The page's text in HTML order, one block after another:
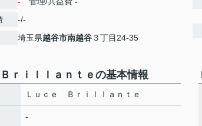
-/-
埼玉県越谷市南越谷３丁目24-35
ｒｉｌｌａｎｔｅの基本情報
Ｌｕｃｅ Ｂｒｉｌｌａｎｔｅ
-